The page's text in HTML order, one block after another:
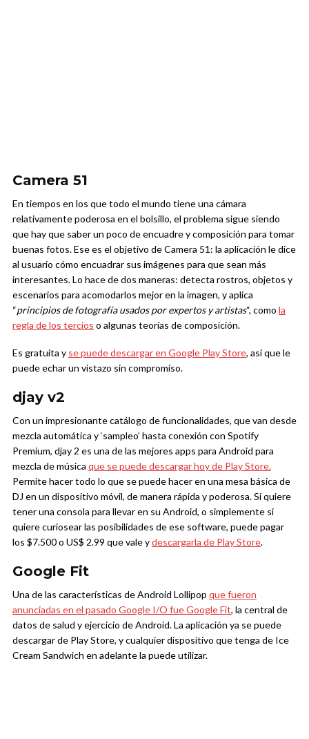
Camera 51
En tiempos en los que todo el mundo tiene una cámara
relativamente poderosa en el bolsillo, el problema sigue siendo
que hay que saber un poco de encuadre y composición para tomar
buenas fotos. Ese es el objetivo de Camera 51: la aplicación le dice
al usuario cómo encuadrar sus imágenes para que sean más
interesantes. Lo hace de dos maneras: detecta rostros, objetos y
escenarios para acomodarlos mejor en la imagen, y aplica
“principios de fotografía usados por expertos y artistas“, como la
regla de los tercios o algunas teorías de composición.
Es gratuita y se puede descargar en Google Play Store, así que le
puede echar un vistazo sin compromiso.
djay v2
Con un impresionante catálogo de funcionalidades, que van desde
mezcla automática y ‘sampleo’ hasta conexión con Spotify
Premium, djay 2 es una de las mejores apps para Android para
mezcla de música que se puede descargar hoy de Play Store.
Permite hacer todo lo que se puede hacer en una mesa básica de
DJ en un dispositivo móvil, de manera rápida y poderosa. Si quiere
tener una consola para llevar en su Android, o simplemente si
quiere curiosear las posibilidades de ese software, puede pagar
los $7.500 o US$ 2.99 que vale ydescargarla de Play Store.
Google Fit
Una de las características de Android Lollipop que fueron
anunciadas en el pasado Google I/O fue Google Fit, la central de
datos de salud y ejercicio de Android. La aplicación ya se puede
descargar de Play Store, y cualquier dispositivo que tenga de Ice
Cream Sandwich en adelante la puede utilizar.